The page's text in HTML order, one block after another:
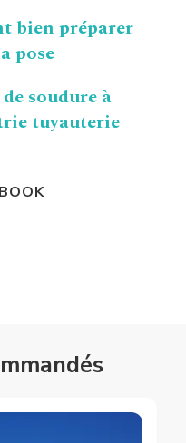
bien préparer
pose
soudure à
tuyauterie